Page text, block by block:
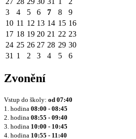
3
4 5 6 7 8
9
10 11 12 13 14 15 16
17 18 19 20 21 22 23
24 25 26 27 28 29 30
31 1 2 3 4 5 6
Zvonění
Vstup do školy: od 07:40
1. hodina 08:00 - 08:45
2. hodina 08:55 - 09:40
3. hodina 10:00 - 10:45
4. hodina 10:55 - 11:40